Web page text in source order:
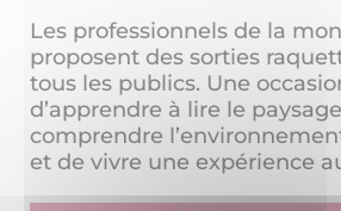
Les professionnels de la
proposent des sorties
tous les publics. Une
d’apprendre à lire le
comprendre
et de vivre une expérience